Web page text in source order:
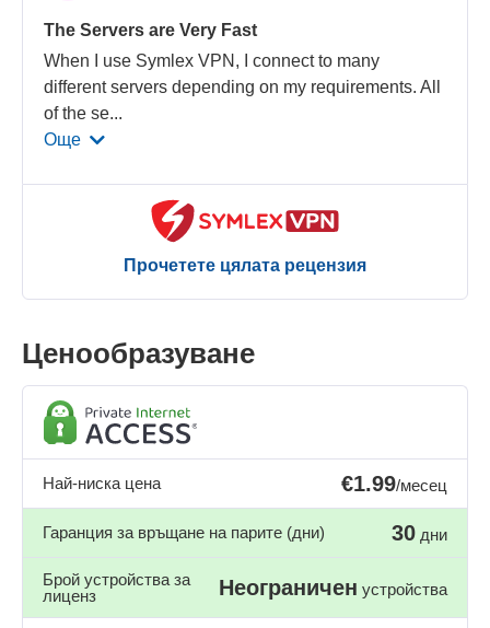
The Servers are Very Fast
When I use Symlex VPN, I connect to many
different servers depending on my requirements. All
of the se...
Още
Прочетете цялата рецензия
Ценообразуване
Най-ниска цена €1.99/месец
Гаранция за връщане на парите (дни) 30 дни
Брой устройства за
лиценз
Неограничен устройства